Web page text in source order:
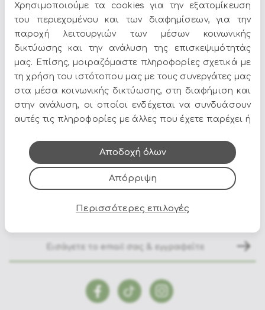
Μεταφορικά & Λεπτομέρειες
Πούφ Σκαμπό Εσωτερικού Χώρου
ιδανική επιλογή για να δώσετε χαρακτήρα στον χώρο
σας. Στο Epilegin θα βρείτε πλούσια γκάμα σε σχέδια,
χρώματα και υλικά, για να ταιριάζουν απόλυτα με το
στυλ του σπιτιού σας.
Δείτε περισσότερα στο σπίτι & διακόσμηση
Όλες οι προσφορές και τα νέα του Epilegin,
στο email και τα social media!
Χρησιμοποιούμε τα cookies για την εξατομίκευση
του περιεχομένου και των διαφημίσεων, για την
παροχή λειτουργιών των μέσων κοινωνικής
δικτύωσης και την ανάλυση της επισκεψιμότητάς
μας. Επίσης, μοιραζόμαστε πληροφορίες σχετικά με
τη χρήση του ιστότοπου μας με τους συνεργάτες μας
στα μέσα κοινωνικής δικτύωσης, στη διαφήμιση και
στην ανάλυση, οι οποίοι ενδέχεται να συνδυάσουν
αυτές τις πληροφορίες με άλλες που έχετε παρέχει ή
τους.
Απόρριψη
Αποδοχή όλων
Περισσότερες επιλογές